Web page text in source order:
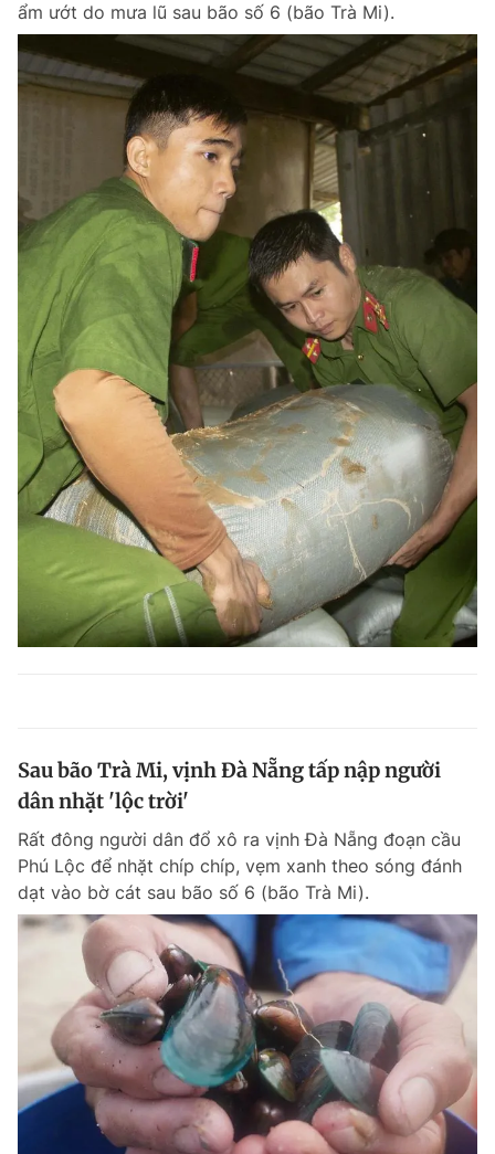
ẩm ướt do mưa lũ sau bão số 6 (bão Trà Mi).
Sau bão Trà Mi, vịnh Đà Nẵng tấp nập người
dân nhặt 'lộc trời'
Rất đông người dân đổ xô ra vịnh Đà Nẵng đoạn cầu
Phú Lộc để nhặt chíp chíp, vẹm xanh theo sóng đánh
dạt vào bờ cát sau bão số 6 (bão Trà Mi).